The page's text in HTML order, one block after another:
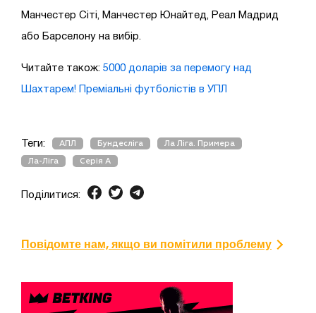
Манчестер Сіті, Манчестер Юнайтед, Реал Мадрид
або Барселону на вибір.
Читайте також: 5000 доларів за перемогу над
Шахтарем! Преміальні футболістів в УПЛ
Теги: АПЛ Бундесліга Ла Ліга. Примера
Ла-Ліга Серія А
Поділитися:
Повідомте нам, якщо ви помітили проблему